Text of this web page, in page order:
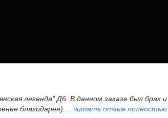
легенда" Д6. В данном заказе был
благодарен).... читать отзыв полностью